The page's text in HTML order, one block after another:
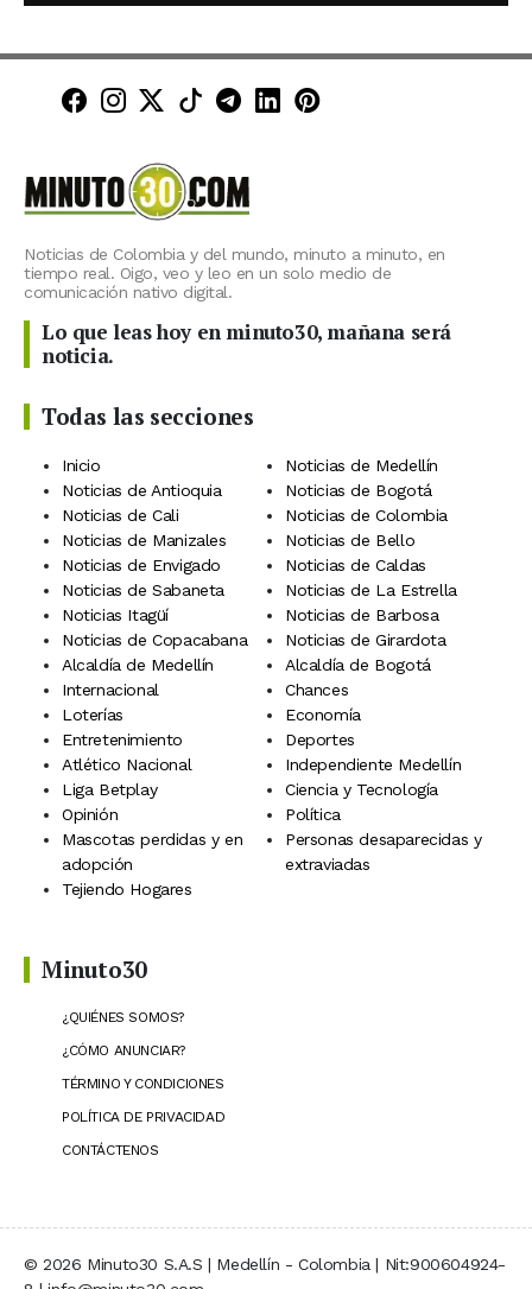
Minuto30 en Facebook
Minuto30 en Instagram
Minuto30 en X (Twitter)
Minuto30 en TikTok
Canal de Minuto30 en
Minuto30 en LinkedIn
Minuto30 en
Noticias de Colombia y del mundo, minuto a minuto, en
tiempo real. Oigo, veo y leo en un solo medio de
comunicación nativo digital.
Lo que leas hoy en minuto30, mañana será
noticia.
Todas las secciones
Inicio
Noticias de Medellín
Noticias de Antioquia
Noticias de Bogotá
Noticias de Cali
Noticias de Colombia
Noticias de Manizales
Noticias de Bello
Noticias de Envigado
Noticias de Caldas
Noticias de Sabaneta
Noticias de La Estrella
Noticias Itagüí
Noticias de Barbosa
Noticias de Copacabana
Noticias de Girardota
Alcaldía de Medellín
Alcaldía de Bogotá
Internacional
Chances
Loterías
Economía
Entretenimiento
Deportes
Atlético Nacional
Independiente Medellín
Liga Betplay
Ciencia y Tecnología
Opinión
Política
Mascotas perdidas y en
adopción
Personas desaparecidas y
extraviadas
Tejiendo Hogares
Minuto30
¿QUIÉNES SOMOS?
¿CÓMO ANUNCIAR?
TÉRMINO Y CONDICIONES
POLÍTICA DE PRIVACIDAD
CONTÁCTENOS
© 2026 Minuto30 S.A.S | Medellín - Colombia | Nit:900604924-